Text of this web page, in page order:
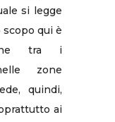
si legge
scopo qui è
tra i
zone
quindi,
ai